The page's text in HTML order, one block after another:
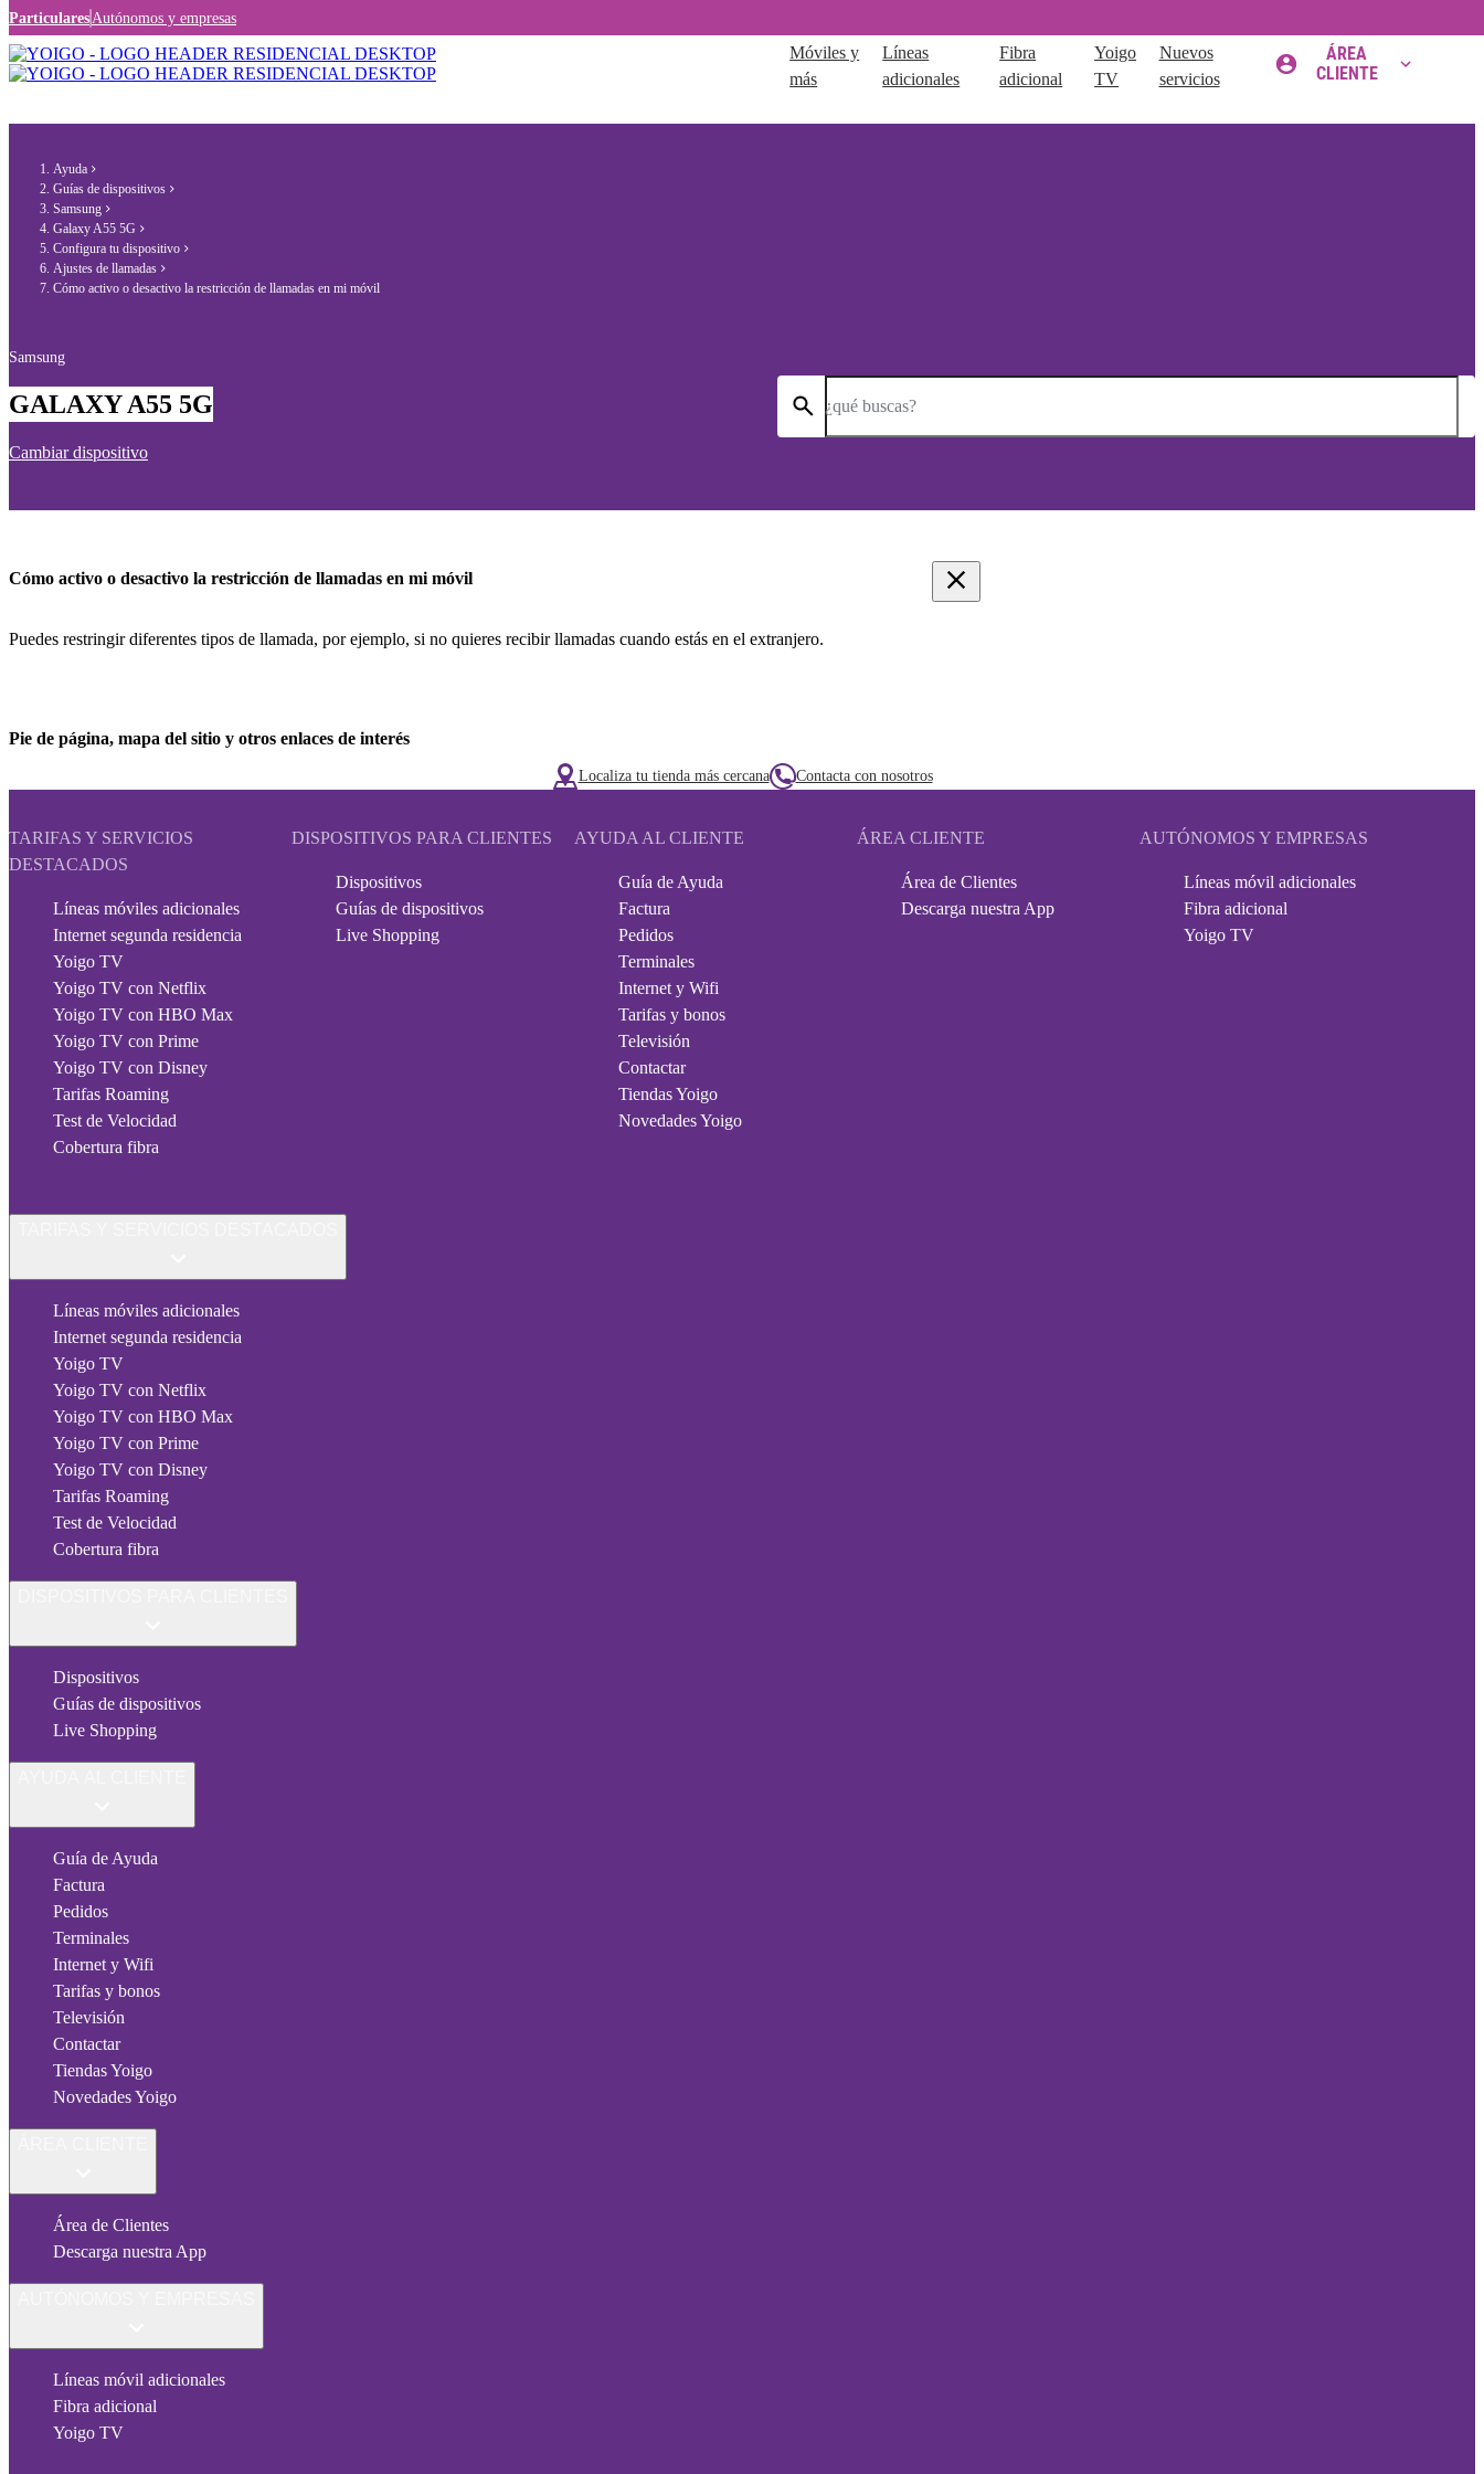
Particulares Autónomos y empresas
Móviles y
más
Líneas
adicionales
Fibra
adicional
Yoigo
TV
Nuevos
servicios
ÁREA
CLIENTE
Ayuda
Guías de dispositivos
Samsung
Galaxy A55 5G
Configura tu dispositivo
Ajustes de llamadas
Cómo activo o desactivo la restricción de llamadas en mi móvil
Samsung
GALAXY A55 5G
Cambiar dispositivo
¿qué buscas?
Cómo activo o desactivo la restricción de llamadas en mi móvil
Puedes restringir diferentes tipos de llamada, por ejemplo, si no quieres recibir llamadas cuando estás en el extranjero.
Pie de página, mapa del sitio y otros enlaces de interés
Localiza tu tienda más cercana Contacta con nosotros
TARIFAS Y SERVICIOS
DESTACADOS
Líneas móviles adicionales
Internet segunda residencia
Yoigo TV
Yoigo TV con Netflix
Yoigo TV con HBO Max
Yoigo TV con Prime
Yoigo TV con Disney
Tarifas Roaming
Test de Velocidad
Cobertura fibra
DISPOSITIVOS PARA CLIENTES
Dispositivos
Guías de dispositivos
Live Shopping
AYUDA AL CLIENTE
Guía de Ayuda
Factura
Pedidos
Terminales
Internet y Wifi
Tarifas y bonos
Televisión
Contactar
Tiendas Yoigo
Novedades Yoigo
ÁREA CLIENTE
Área de Clientes
Descarga nuestra App
AUTÓNOMOS Y EMPRESAS
Líneas móvil adicionales
Fibra adicional
Yoigo TV
Líneas móviles adicionales
Internet segunda residencia
Yoigo TV
Yoigo TV con Netflix
Yoigo TV con HBO Max
Yoigo TV con Prime
Yoigo TV con Disney
Tarifas Roaming
Test de Velocidad
Cobertura fibra
Dispositivos
Guías de dispositivos
Live Shopping
Guía de Ayuda
Factura
Pedidos
Terminales
Internet y Wifi
Tarifas y bonos
Televisión
Contactar
Tiendas Yoigo
Novedades Yoigo
Área de Clientes
Descarga nuestra App
Líneas móvil adicionales
Fibra adicional
Yoigo TV